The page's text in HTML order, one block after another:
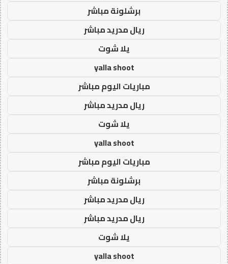
برشلونة مباشر
ريال مدريد مباشر
يلا شوت
yalla shoot
مباريات اليوم مباشر
ريال مدريد مباشر
يلا شوت
yalla shoot
مباريات اليوم مباشر
برشلونة مباشر
ريال مدريد مباشر
ريال مدريد مباشر
يلا شوت
yalla shoot